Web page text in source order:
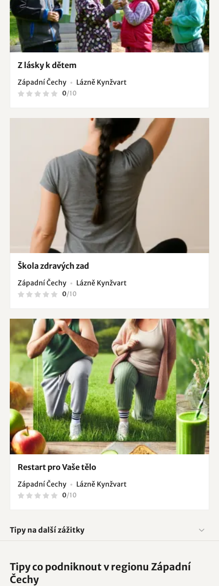
Z lásky k dětem
Západní Čechy Lázně Kynžvart
0/10
Škola zdravých zad
Západní Čechy Lázně Kynžvart
0/10
Restart pro Vaše tělo
Západní Čechy Lázně Kynžvart
0/10
Tipy na další zážitky
Tipy co podniknout v regionu Západní
Čechy